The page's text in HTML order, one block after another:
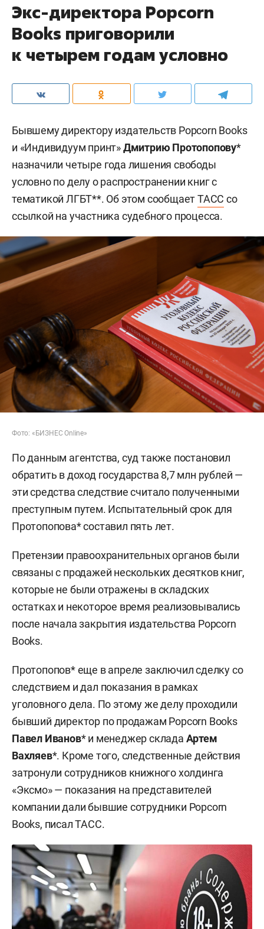
Экс-директора Popcorn
Books приговорили
к четырем годам условно
Бывшему директору издательств Popcorn Books
и «Индивидуум принт»Дмитрию Протопопову*
назначили четыре года лишения свободы
условно по делу о распространении книг с
тематикой ЛГБТ**. Об этом сообщаетТАСС со
ссылкой на участника судебного процесса.
Фото: «БИЗНЕС Online»
По данным агентства, суд также постановил
обратить в доход государства 8,7 млн рублей —
эти средства следствие считало полученными
преступным путем. Испытательный срок для
Протопопова* составил пять лет.
Претензии правоохранительных органов были
связаны с продажей нескольких десятков книг,
которые не были отражены в складских
остатках и некоторое время реализовывались
после начала закрытия издательства Popcorn
Books.
Протопопов* еще в апреле заключил сделку со
следствием и дал показания в рамках
уголовного дела. По этому же делу проходили
бывший директор по продажам Popcorn Books
Павел Иванов* и менеджер склада Артем
Вахляев*. Кроме того, следственные действия
затронули сотрудников книжного холдинга
«Эксмо» — показания на представителей
компании дали бывшие сотрудники Popcorn
Books, писал ТАСС.